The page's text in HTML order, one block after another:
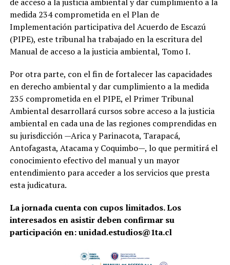
medida 234 comprometida en el Plan de
Implementación participativa del Acuerdo de Escazú
(PIPE), este tribunal ha trabajado en la escritura del
Manual de acceso a la justicia ambiental, Tomo I.
Por otra parte, con el fin de fortalecer las capacidades
en derecho ambiental y dar cumplimiento a la medida
235 comprometida en el PIPE, el Primer Tribunal
Ambiental desarrollará cursos sobre acceso a la justicia
ambiental en cada una de las regiones comprendidas en
su jurisdicción —Arica y Parinacota, Tarapacá,
Antofagasta, Atacama y Coquimbo—, lo que permitirá el
conocimiento efectivo del manual y un mayor
entendimiento para acceder a los servicios que presta
esta judicatura.
La jornada cuenta con cupos limitados. Los
interesados en asistir deben confirmar su
participación en: unidad.estudios@1ta.cl